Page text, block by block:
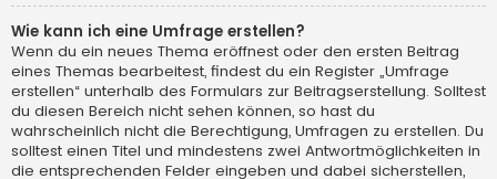
Wie kann ich eine Umfrage erstellen?
Wenn du ein neues Thema eröffnest oder den ersten Beitrag
eines Themas bearbeitest, findest du ein Register „Umfrage
erstellen“ unterhalb des Formulars zur Beitragserstellung. Solltest
du diesen Bereich nicht sehen können, so hast du
wahrscheinlich nicht die Berechtigung, Umfragen zu erstellen. Du
solltest einen Titel und mindestens zwei Antwortmöglichkeiten in
die entsprechenden Felder eingeben und dabei sicherstellen,